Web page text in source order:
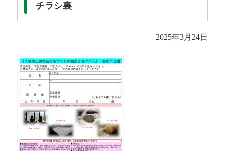
チラシ裏
2025年3月24日